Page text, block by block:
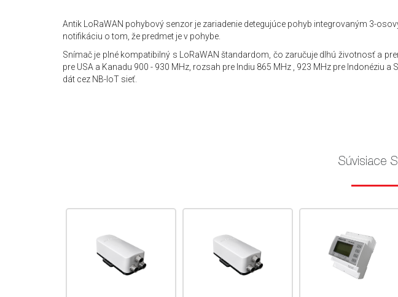
Antik LoRaWAN pohybový senzor je zariadenie detegujúce pohyb integrovaným 3-
notifikáciu o tom, že predmet je v pohybe.
Snímač je plné kompatibilný s LoRaWAN štandardom, čo zaručuje dlhú životnosť a
pre USA a Kanadu 900 - 930 MHz, rozsah pre Indiu 865 MHz , 923 MHz pre Indonéziu
dát cez NB-IoT sieť.
Súvisiace